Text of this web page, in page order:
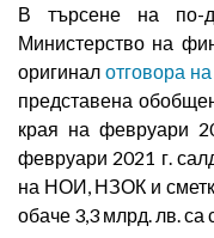
В търсене на по-
Министерство на
оригинал отговора
представена
края на февруари
февруари 2021 г.
на НОИ, НЗОК и
обаче 3,3 млрд. лв.